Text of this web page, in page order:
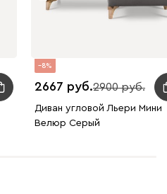
8
2667 2900
Диван угловой Льери Мини
Велюр Серый